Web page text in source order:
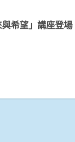
與希望」講座登